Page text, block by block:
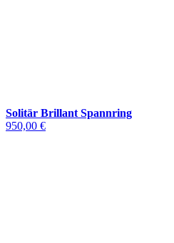
Solitär Brillant Spannring
950,00 €